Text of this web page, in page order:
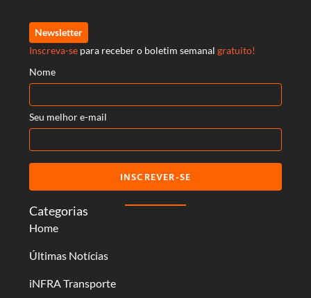
Categorias
Home
Últimas Notícias
iNFRA Transporte
Newsletter
Inscreva-se para receber o boletim semanal gratuito!
Nome
Seu melhor e-mail
INSCREVER-SE